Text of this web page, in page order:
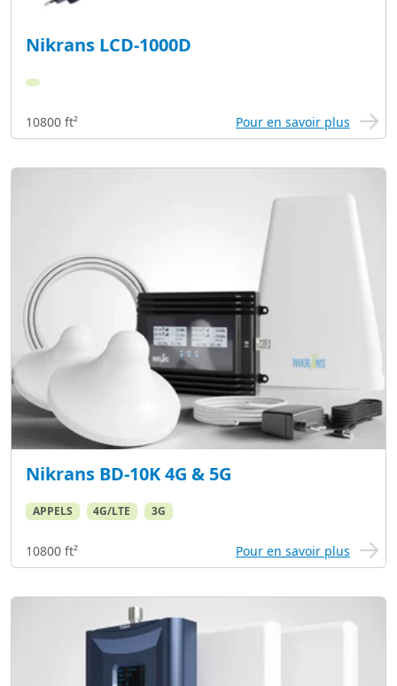
Nikrans LCD-1000D
10800 ft² Pour en savoir plus
Nikrans BD-10K 4G & 5G
APPELS 4G/LTE 3G
10800 ft² Pour en savoir plus